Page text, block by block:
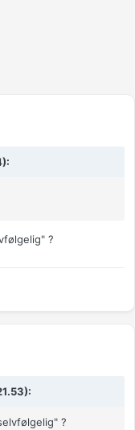
?
?